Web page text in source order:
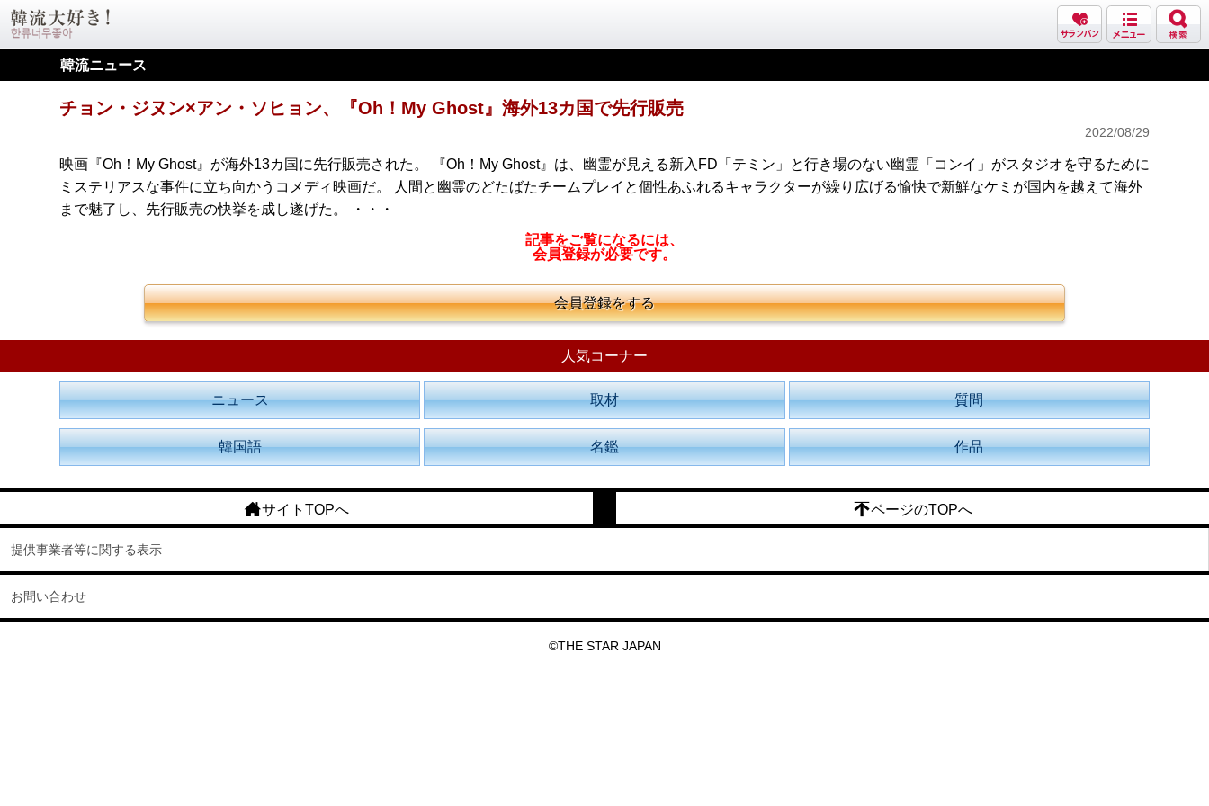
韓流ニュース
チョン・ジヌン×アン・ソヒョン、『Oh！My Ghost』海外13カ国で先行販売
2022/08/29
映画『Oh！My Ghost』が海外13カ国に先行販売された。 『Oh！My Ghost』は、幽霊が見える新入FD「テミン」と行き場のない幽霊「コンイ」がスタジオを守るために
ミステリアスな事件に立ち向かうコメディ映画だ。 人間と幽霊のどたばたチームプレイと個性あふれるキャラクターが繰り広げる愉快で新鮮なケミが国内を越えて海外
まで魅了し、先行販売の快挙を成し遂げた。 ・・・
記事をご覧になるには、
会員登録が必要です。
会員登録をする
人気コーナー
ニュース 取材 質問
韓国語 名鑑 作品
サイトTOPへ ページのTOPへ
提供事業者等に関する表示
お問い合わせ
©THE STAR JAPAN